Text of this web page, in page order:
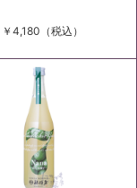
￥4,180 （税込）